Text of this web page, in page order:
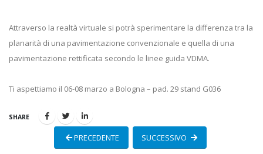
Attraverso la realtà virtuale si potrà sperimentare la differenza tra la
planarità di una pavimentazione convenzionale e quella di una
pavimentazione rettificata secondo le linee guida VDMA.
Ti aspettiamo il 06-08 marzo a Bologna – pad. 29 stand G036
SHARE
PRECEDENTE SUCCESSIVO